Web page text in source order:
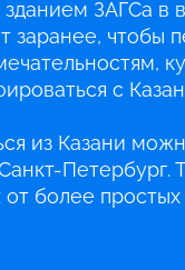
ЗАГСа в
заранее, чтобы
с
из Казани
Петербург.
от более